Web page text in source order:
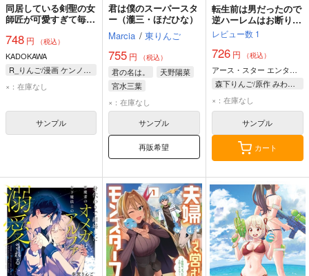
同居している剣聖の女
師匠が可愛すぎて毎日
748 円 （税込）
KADOKAWA
R_りんご/漫画 ケンノジ/原作
×：在庫なし
サンプル
君は僕のスーパースタ
ー（瀧三・ほだひな）
Marcia / 東りんご
755 円 （税込）
君の名は。
天野陽菜
宮水三葉
×：在庫なし
サンプル
再販希望
転生前は男だったので
逆ハーレムはお断りし
ております 完璧淑女
への道 5
レビュー数 1
726円 （税込）
アース・スター エンターテイメント
森下りんご/原作 みわべさくら/原作 森みさき/漫画
×：在庫なし
サンプル
カート